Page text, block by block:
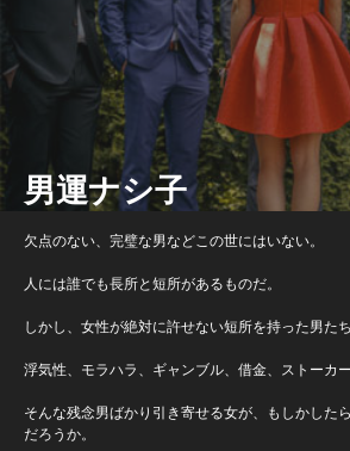
男運ナシ子
欠点のない、完璧な男などこの世にはいない。
人には誰でも長所と短所があるものだ。
しかし、女性が絶対に許せない短所を持った男たち
浮気性、モラハラ、ギャンブル、借金、ストーカ
そんな残念男ばかり引き寄せる女が、もしかした
だろうか。